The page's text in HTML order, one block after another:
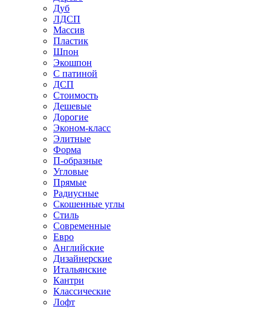
Дуб
ЛДСП
Массив
Пластик
Шпон
Экошпон
С патиной
ДСП
Стоимость
Дешевые
Дорогие
Эконом-класс
Элитные
Форма
П-образные
Угловые
Прямые
Радиусные
Скошенные углы
Стиль
Современные
Евро
Английские
Дизайнерские
Итальянские
Кантри
Классические
Лофт